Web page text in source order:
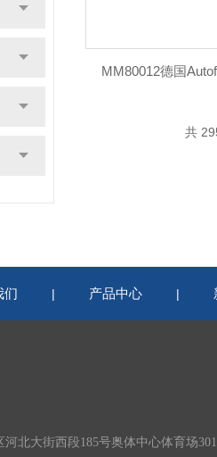
MM80012德国
共
们 | 产品中心 |
北大街西段185号奥体中心体育场